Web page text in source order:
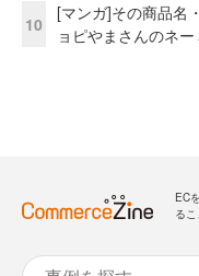
10
[マンガ]その商品名
ョピやまさんのネ
EC
る